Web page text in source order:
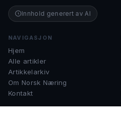
Innhold generert av AI
NAVIGASJON
Hjem
Alle artikler
Artikkelarkiv
Om Norsk Næring
Kontakt